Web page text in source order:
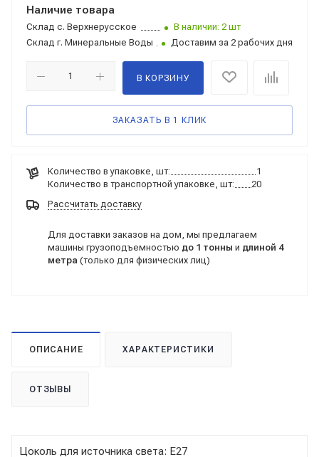
Наличие товара
Склад с. Верхнерусское
В наличии: 2 шт
Склад г. Минеральные Воды Доставим за 2 рабочих дня
В КОРЗИНУ
ЗАКАЗАТЬ В 1 КЛИК
Количество в упаковке, шт:
1
Количество в транспортной упаковке, шт:
20
Рассчитать доставку
Для доставки заказов на дом, мы предлагаем
машины грузоподъемностью до 1 тонны и длиной 4
метра (только для физических лиц)
ОПИСАНИЕ ХАРАКТЕРИСТИКИ
ОТЗЫВЫ
Цоколь для источника света: Е27